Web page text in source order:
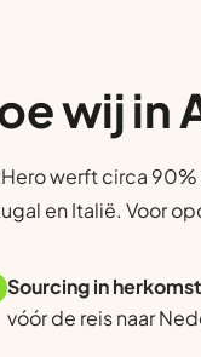
wij in
werft circa 90%
en Italië. Voor
Sourcing in
vóór de reis naar